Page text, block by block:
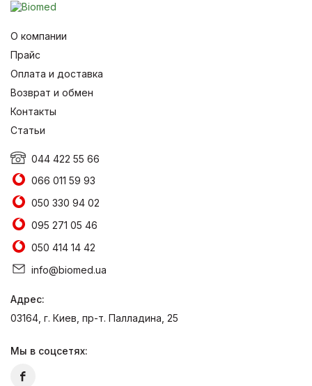
О компании
Прайс
Оплата и доставка
Возврат и обмен
Контакты
Статьи
044 422 55 66
066 011 59 93
050 330 94 02
095 271 05 46
050 414 14 42
info@biomed.ua
Адрес:
03164, г. Киев, пр-т. Палладина, 25
Мы в соцсетях: